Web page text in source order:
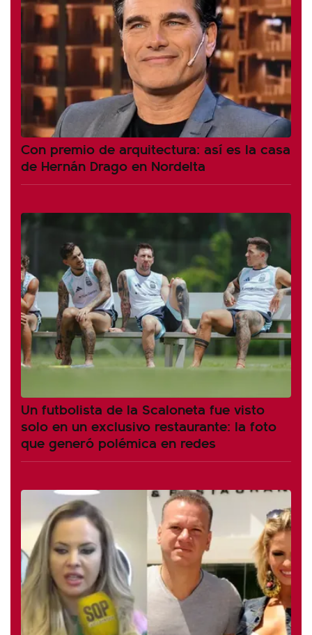
Con premio de arquitectura: así es la casa
de Hernán Drago en Nordelta
Un futbolista de la Scaloneta fue visto
solo en un exclusivo restaurante: la foto
que generó polémica en redes